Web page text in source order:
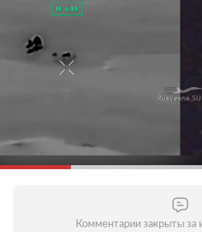
Комментарии закрыты за